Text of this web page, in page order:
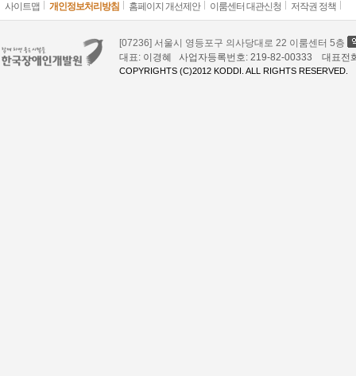
사이트맵 개인정보처리방침 홈페이지 개선제안 이룸센터 대관신청 저작권 정책
[07236] 서울시 영등포구 의사당대로 22 이룸센터 5층
대표: 이경혜 사업자등록번호: 219-82-00333 대표
COPYRIGHTS (C)2012 KODDI. ALL RIGHTS RESERVED.